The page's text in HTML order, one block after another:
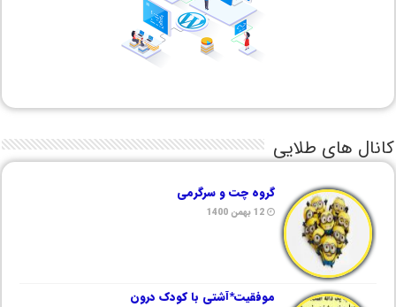
کانال های طلایی
گروه چت و سرگرمی
12 بهمن 1400
موفقیت*آشتی با کودک درون